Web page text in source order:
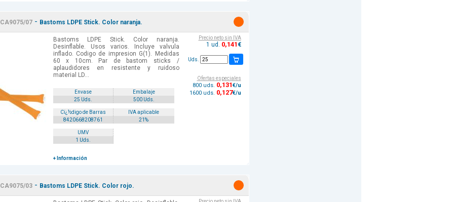
CA9075/07- Bastoms LDPE Stick. Color naranja.
Bastoms LDPE Stick. Color naranja.
Desinflable. Usos varios. Incluye valvula
inflado. Codigo de impresion G(1). Medidas
60 x 10cm. Par de bastom sticks /
aplaudidores en resistente y ruidoso
material LD...
Envase
Embalaje
25 Uds.
500 Uds.
Cï¿½digo de Barras
IVA aplicable
8420668208761
21%
UMV
1 Uds.
+ Información
Precio neto sin IVA
1 ud. 0,141 €
Uds.
Ofertas especiales
800 uds. 0,131€/u
1600 uds. 0,127€/u
CA9075/03- Bastoms LDPE Stick. Color rojo.